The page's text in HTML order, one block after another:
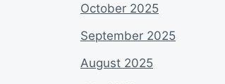
October 2025
September 2025
August 2025